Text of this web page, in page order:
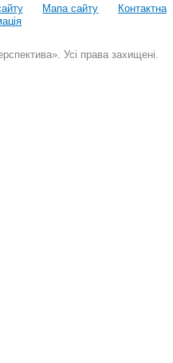
Мапа сайту
Контактна
Усі права захищені.